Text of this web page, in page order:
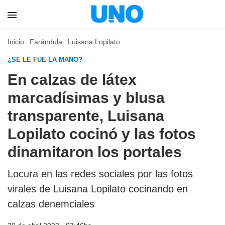
Inicio Farándula Luisana Lopilato
¿SE LE FUE LA MANO?
En calzas de látex
marcadísimas y blusa
transparente, Luisana
Lopilato cocinó y las fotos
dinamitaron los portales
Locura en las redes sociales por las fotos
virales de Luisana Lopilato cocinando en
calzas denemciales